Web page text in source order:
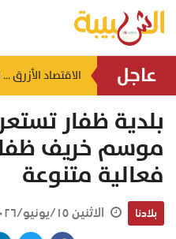
عاجل فتح باب التجنيد
بلدية ظفار
فعالية متنوعة
بلادنا الاثنين ١٥/يونيو/٢٠٢٦ ١٦:٥٦ م